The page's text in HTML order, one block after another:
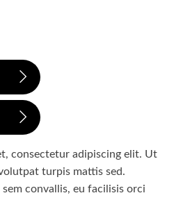
consectetur adipiscing elit. Ut
turpis mattis sed.
convallis, eu facilisis orci